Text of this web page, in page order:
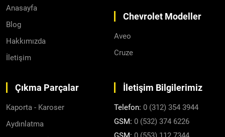
Anasayfa
Blog
Hakkımızda
İletişim
Chevrolet Modeller
Aveo
Cruze
Çıkma Parçalar
Kaporta - Karoser
Aydınlatma
İletişim Bilgilerimiz
Telefon: 0 (312) 354 3944
GSM: 0 (532) 374 6226